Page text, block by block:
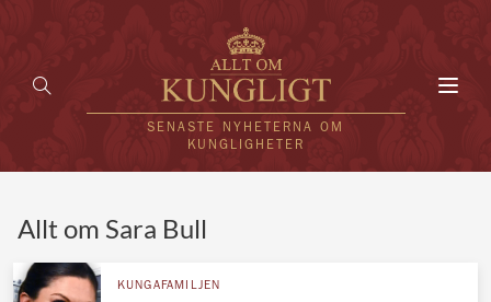
SENASTE NYHETERNA OM
KUNGLIGHETER
Allt om Sara Bull
KUNGAFAMILJEN